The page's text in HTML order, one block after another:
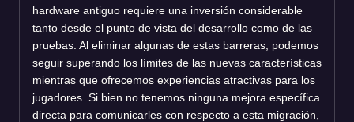
hardware antiguo requiere una inversión considerable
tanto desde el punto de vista del desarrollo como de las
pruebas. Al eliminar algunas de estas barreras, podemos
seguir superando los límites de las nuevas características
mientras que ofrecemos experiencias atractivas para los
jugadores. Si bien no tenemos ninguna mejora específica
directa para comunicarles con respecto a esta migración,